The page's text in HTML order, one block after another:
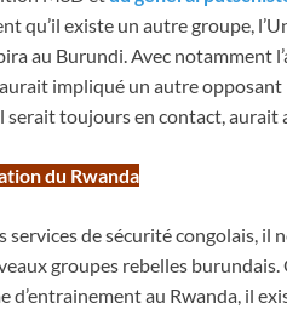
qu’il existe un autre groupe,
au Burundi. Avec notamment
impliqué un autre opposant
serait toujours en contact, aurait
du Rwanda
services de sécurité congolais,
groupes rebelles
d’entrainement au Rwanda, il